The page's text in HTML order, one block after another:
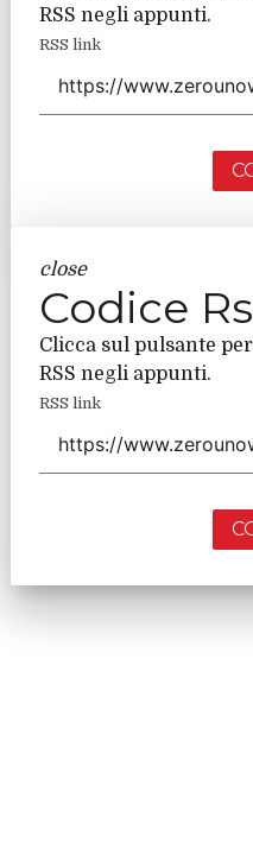
RSS negli appunti.
RSS link
close
Codice
Clicca sul pulsante
RSS negli appunti.
RSS link